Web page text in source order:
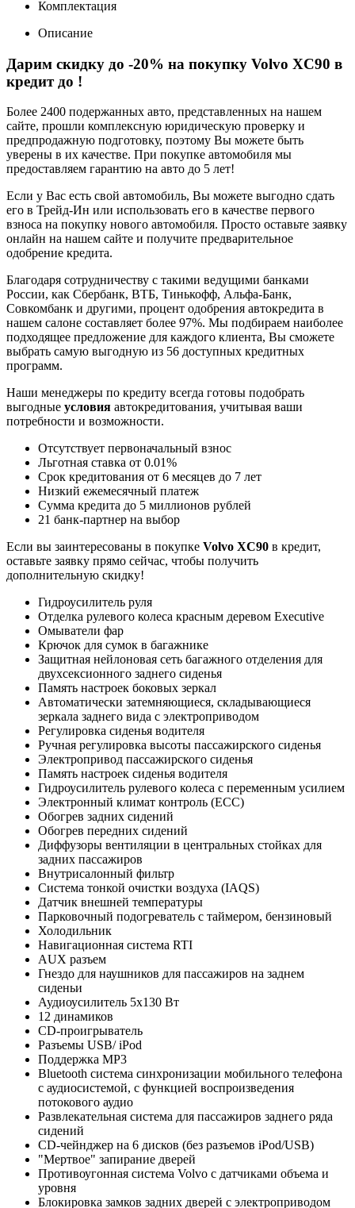
Комплектация
Описание
Дарим скидку до -20% на покупку Volvo XC90 в
кредит до !
Более 2400 подержанных авто, представленных на нашем
сайте, прошли комплексную юридическую проверку и
предпродажную подготовку, поэтому Вы можете быть
уверены в их качестве. При покупке автомобиля мы
предоставляем гарантию на авто до 5 лет!
Если у Вас есть свой автомобиль, Вы можете выгодно сдать
его в Трейд-Ин или использовать его в качестве первого
взноса на покупку нового автомобиля. Просто оставьте заявку
онлайн на нашем сайте и получите предварительное
одобрение кредита.
Благодаря сотрудничеству с такими ведущими банками
России, как Сбербанк, ВТБ, Тинькофф, Альфа-Банк,
Совкомбанк и другими, процент одобрения автокредита в
нашем салоне составляет более 97%. Мы подбираем наиболее
подходящее предложение для каждого клиента, Вы сможете
выбрать самую выгодную из 56 доступных кредитных
программ.
Наши менеджеры по кредиту всегда готовы подобрать
выгодные условия автокредитования, учитывая ваши
потребности и возможности.
Отсутствует первоначальный взнос
Льготная ставка от 0.01%
Срок кредитования от 6 месяцев до 7 лет
Низкий ежемесячный платеж
Сумма кредита до 5 миллионов рублей
21 банк-партнер на выбор
Если вы заинтересованы в покупке Volvo XC90 в кредит,
оставьте заявку прямо сейчас, чтобы получить
дополнительную скидку!
Гидроусилитель руля
Отделка рулевого колеса красным деревом Executive
Омыватели фар
Крючок для сумок в багажнике
Защитная нейлоновая сеть багажного отделения для
двухсексионного заднего сиденья
Память настроек боковых зеркал
Автоматически затемняющиеся, складывающиеся
зеркала заднего вида с электроприводом
Регулировка сиденья водителя
Ручная регулировка высоты пассажирского сиденья
Электропривод пассажирского сиденья
Память настроек сиденья водителя
Гидроусилитель рулевого колеса с переменным усилием
Электронный климат контроль (ECC)
Обогрев задних сидений
Обогрев передних сидений
Диффузоры вентиляции в центральных стойках для
задних пассажиров
Внутрисалонный фильтр
Система тонкой очистки воздуха (IAQS)
Датчик внешней температуры
Парковочный подогреватель c таймером, бензиновый
Холодильник
Навигационная система RTI
AUX разъем
Гнездо для наушников для пассажиров на заднем
сиденьи
Аудиоусилитель 5х130 Вт
12 динамиков
CD-проигрыватель
Разъемы USB/ iPod
Поддержка MP3
Bluetooth система синхронизации мобильного телефона
с аудиосистемой, c функцией воспроизведения
потокового аудио
Развлекательная система для пассажиров заднего ряда
сидений
CD-чейнджер на 6 дисков (без разъемов iPod/USB)
"Мертвое" запирание дверей
Противоугонная система Volvo с датчиками объема и
уровня
Блокировка замков задних дверей с электроприводом